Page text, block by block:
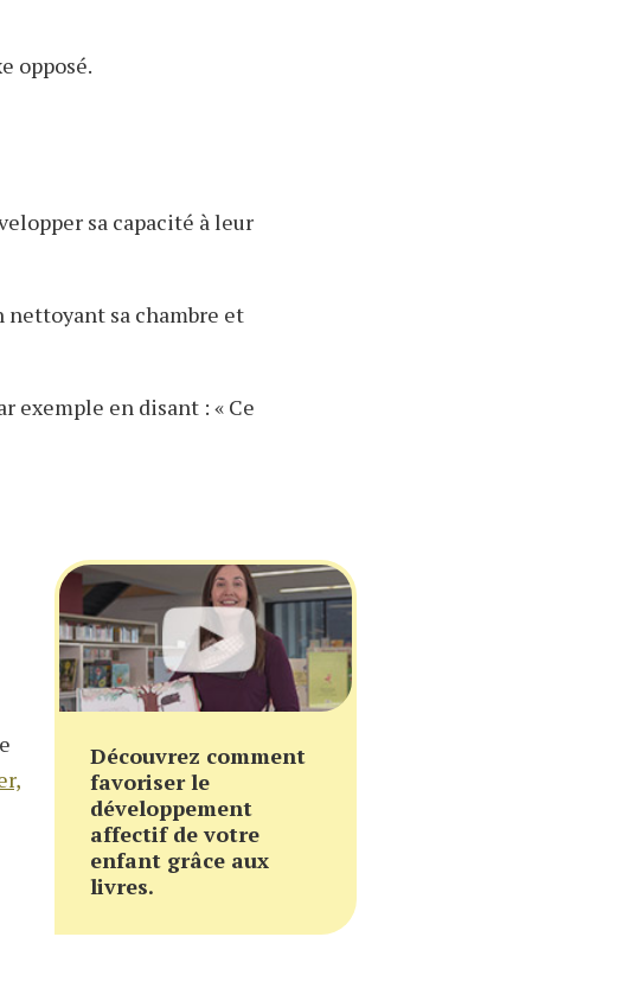
opposé.
sa capacité à leur
nettoyant sa chambre et
exemple en disant : « Ce
Découvrez comment
favoriser le
développement
affectif de votre
enfant grâce aux
livres.